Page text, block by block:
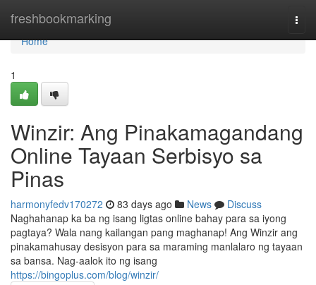
freshbookmarking
Home
Home
1
Winzir: Ang Pinakamagandang
Online Tayaan Serbisyo sa
Pinas
harmonyfedv170272 83 days ago News
Discuss
Naghahanap ka ba ng isang ligtas online bahay para sa iyong
pagtaya? Wala nang kailangan pang maghanap! Ang Winzir ang
pinakamahusay desisyon para sa maraming manlalaro ng tayaan
sa bansa. Nag-aalok ito ng isang
https://bingoplus.com/blog/winzir/